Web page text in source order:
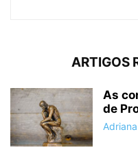
ARTIGOS
As
de